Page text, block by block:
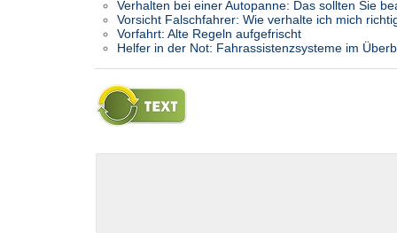
Verhalten bei einer Autopanne: Das sollten Sie
Vorsicht Falschfahrer: Wie verhalte ich mich
Vorfahrt: Alte Regeln aufgefrischt
Helfer in der Not: Fahrassistenzsysteme im